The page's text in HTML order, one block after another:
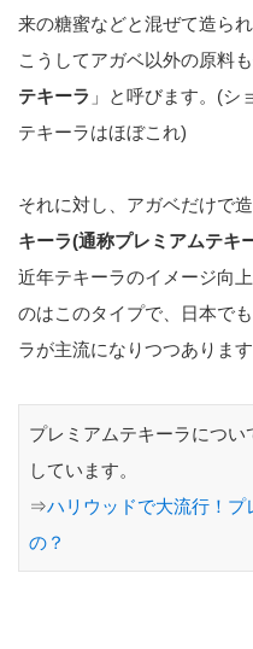
来の糖蜜などと混ぜて造ら
こうしてアガベ以外の原料
テキーラ 」と呼びます。(シ
テキーラはほぼこれ)
それに対し、アガベだけで
キーラ(通称プレミアムテキ
近年テキーラのイメージ向
のはこのタイプで、日本で
ラが主流になりつつあります
プレミアムテキーラにつ
しています。
⇒ハリウッドで大流行！プ
の？